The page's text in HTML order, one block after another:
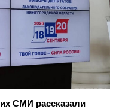
СМИ рассказали